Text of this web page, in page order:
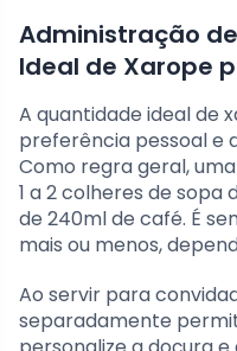
Administração
Ideal de Xarope
A quantidade ideal de
preferência pessoal e
Como regra geral,
1 a 2 colheres de
de 240ml de café. É
mais ou menos,
Ao servir para
separadamente